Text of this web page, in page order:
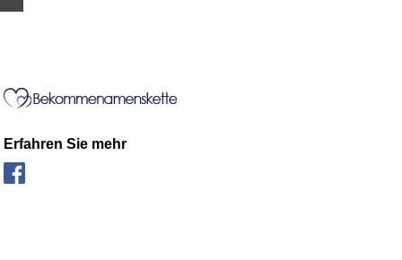
Erfahren Sie mehr